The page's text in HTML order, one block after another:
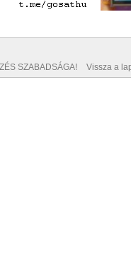
SZABADSÁGA! Vissza a